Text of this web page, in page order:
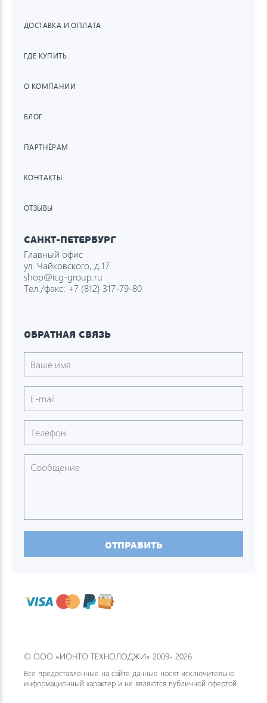
ДОСТАВКА И ОПЛАТА
ГДЕ КУПИТЬ
О КОМПАНИИ
БЛОГ
ПАРТНЁРАМ
КОНТАКТЫ
ОТЗЫВЫ
САНКТ-ПЕТЕРБУРГ
Главный офис
ул. Чайковского, д.17
shop@icg-group.ru
Тел./факс: +7 (812) 317-79-80
ОБРАТНАЯ СВЯЗЬ
ОТПРАВИТЬ
© ООО «ИОНТО ТЕХНОЛОДЖИ» 2009- 2026
Все предоставленные на сайте данные носят исключительно
информационный характер и не являются публичной офертой.